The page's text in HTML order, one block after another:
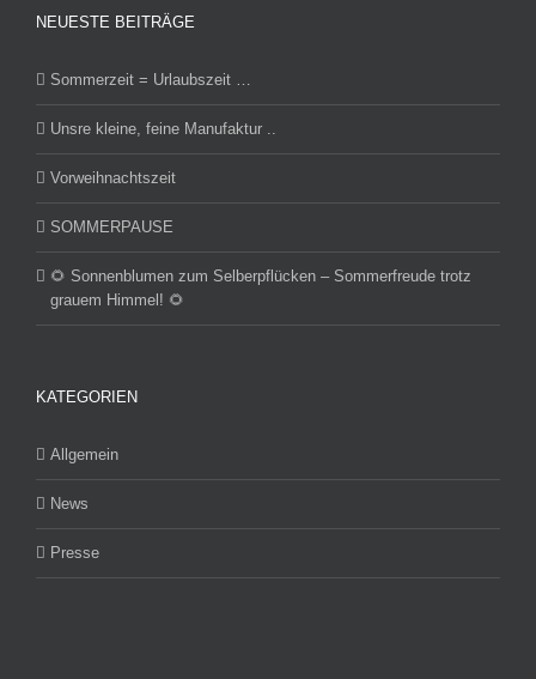
NEUESTE BEITRÄGE
Sommerzeit = Urlaubszeit …
Unsre kleine, feine Manufaktur ..
Vorweihnachtszeit
SOMMERPAUSE
🌻 Sonnenblumen zum Selberpflücken – Sommerfreude trotz
grauem Himmel! 🌻
KATEGORIEN
Allgemein
News
Presse